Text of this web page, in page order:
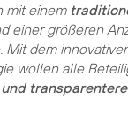
mit einem
einer größeren
dem
wollen alle